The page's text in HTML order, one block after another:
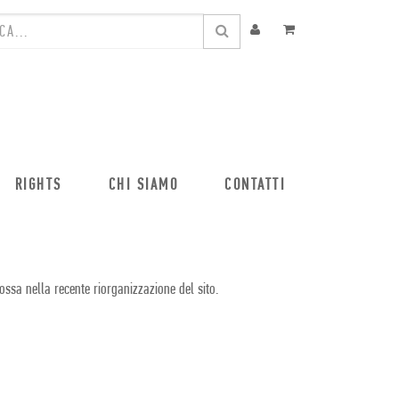
RIGHTS CHI SIAMO CONTATTI
nella recente riorganizzazione del sito.